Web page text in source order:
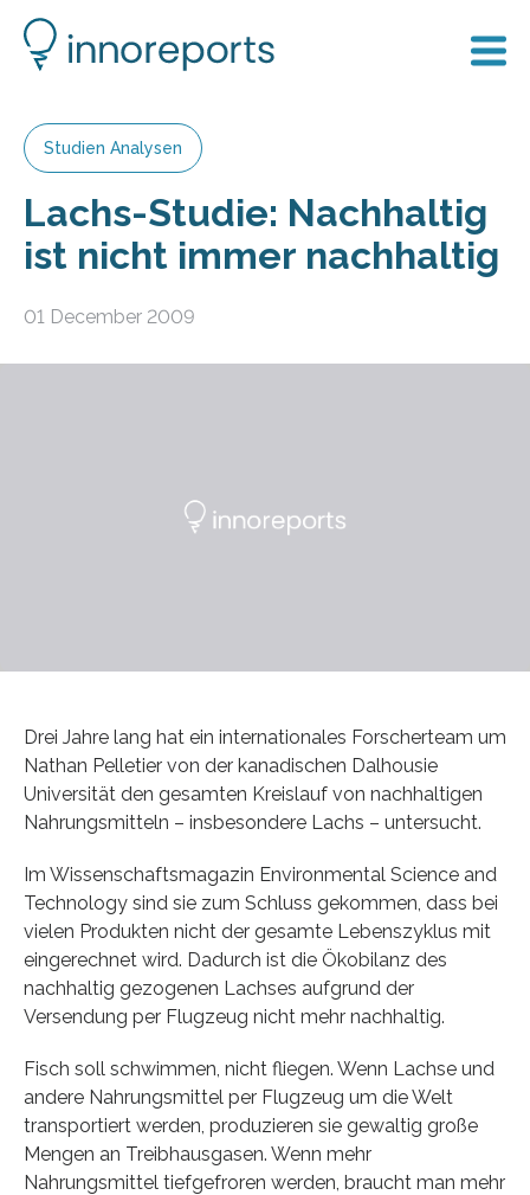
Studien Analysen
Lachs-Studie: Nachhaltig
ist nicht immer nachhaltig
01 December 2009
Drei Jahre lang hat ein internationales Forscherteam um
Nathan Pelletier von der kanadischen Dalhousie
Universität den gesamten Kreislauf von nachhaltigen
Nahrungsmitteln – insbesondere Lachs – untersucht.
Im Wissenschaftsmagazin Environmental Science and
Technology sind sie zum Schluss gekommen, dass bei
vielen Produkten nicht der gesamte Lebenszyklus mit
eingerechnet wird. Dadurch ist die Ökobilanz des
nachhaltig gezogenen Lachses aufgrund der
Versendung per Flugzeug nicht mehr nachhaltig.
Fisch soll schwimmen, nicht fliegen. Wenn Lachse und
andere Nahrungsmittel per Flugzeug um die Welt
transportiert werden, produzieren sie gewaltig große
Mengen an Treibhausgasen. Wenn mehr
Nahrungsmittel tiefgefroren werden, braucht man mehr